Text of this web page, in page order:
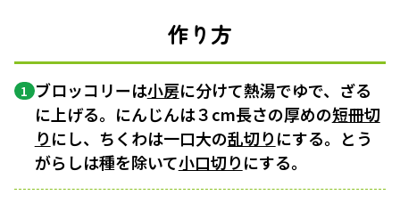
作り方
1 ブロッコリーは小房に分けて熱湯でゆで、ざる
に上げる。にんじんは３cm長さの厚めの短冊切
りにし、ちくわは一口大の乱切りにする。とう
がらしは種を除いて小口切りにする。